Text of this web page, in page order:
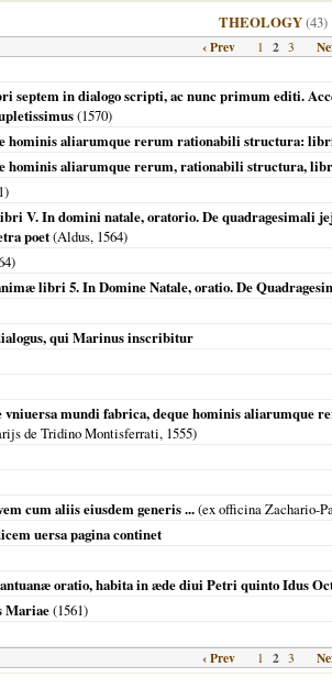
THEOLOGY(43)
‹ Prev 1 2 3
septem in dialogo scripti, ac nunc primum editi.
(1570)
hominis aliarumque rerum rationabili structura:
hominis aliarumque rerum, rationabili structura,
)
V. In domini natale, oratorio. De quadragesimali
poet(Aldus, 1564)
)
libri 5. In Domine Natale, oratio. De
qui Marinus inscribitur
mundi fabrica, deque hominis
de Tridino Montisferrati, 1555)
cum aliis eiusdem generis ...(ex officina Zachario-
uersa pagina continet
oratio, habita in æde diui Petri quinto Idus
Mariae(1561)
‹ Prev 1 2 3